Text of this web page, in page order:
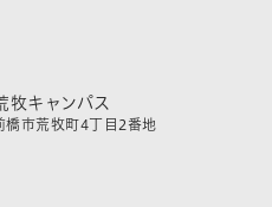
牧キャンパス
橋市荒牧町4丁目2番地